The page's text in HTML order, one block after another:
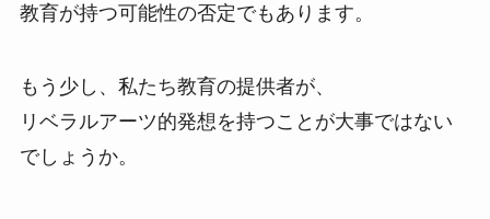
教育が持つ可能性の否定でもあります。
もう少し、私たち教育の提供者が、
リベラルアーツ的発想を持つことが大事ではない
でしょうか。